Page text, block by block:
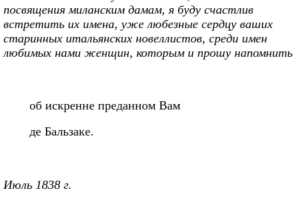
посвящения миланским дамам, я буду счастлив
встретить их имена, уже любезные сердцу ваших
старинных итальянских новеллистов, среди имен
любимых нами женщин, которым и прошу напомнить
об искренне преданном Вам
де Бальзаке.
Июль 1838 г.